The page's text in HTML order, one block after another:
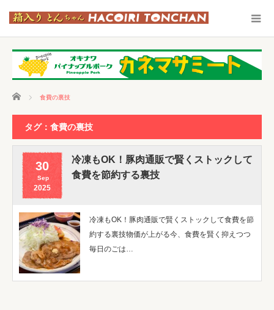
ホーム 食費の裏技
タグ：食費の裏技
30
Sep
2025
冷凍もOK！豚肉通販で賢くストックして
食費を節約する裏技
冷凍もOK！豚肉通販で賢くストックして食費を節
約する裏技物価が上がる今、食費を賢く抑えつつ
毎日のごは…